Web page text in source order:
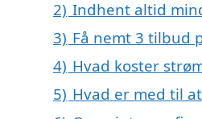
2) Indhent altid
3) Få nemt 3 tilbud
4) Hvad koster
5) Hvad er med til